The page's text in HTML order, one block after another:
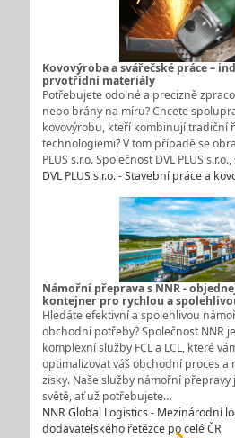
Kovovýroba a svářečské práce –
prvotřídní materiály
Potřebujete odolné a precizně
nebo brány na míru? Chcete
kovovýrobu, kteří kombinují tradiční
technologiemi? V tom případě se
PLUS s.r.o. Společnost DVL PLUS
DVL PLUS s.r.o. - Stavební práce a
Námořní přeprava s NNR -
kontejner pro rychlou a
Hledáte efektivní a spolehlivou
obchodní potřeby? Společnost NNR
komplexní služby FCL a LCL, které
optimalizovat váš obchodní proces a
zisky. Naše služby námořní
světě, ať už potřebujete…
NNR Global Logistics - Mezinárodní
dodavatelského řetězce po celé ČR